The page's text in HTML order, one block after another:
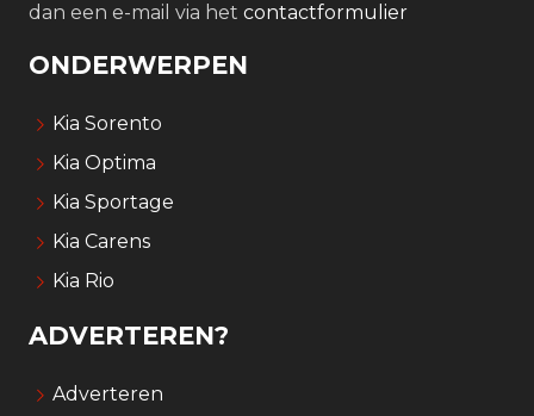
dan een e-mail via het contactformulier
ONDERWERPEN
Kia Sorento
Kia Optima
Kia Sportage
Kia Carens
Kia Rio
ADVERTEREN?
Adverteren